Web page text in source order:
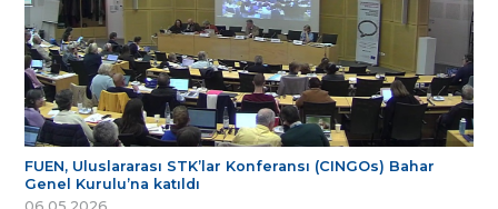
FUEN, Uluslararası STK’lar Konferansı (CINGOs) Bahar
Genel Kurulu’na katıldı